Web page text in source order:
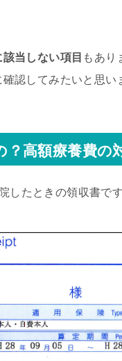
当しない項目 もあり
認してみたいと思い
高額療養費の
したときの領収書です